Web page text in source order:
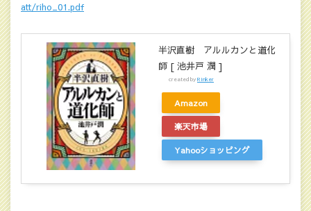
att/riho_01.pdf
半沢直樹 アルルカンと道化
師 [ 池井戸 潤 ]
created byRinker
Amazon
楽天市場
Yahooショッピング